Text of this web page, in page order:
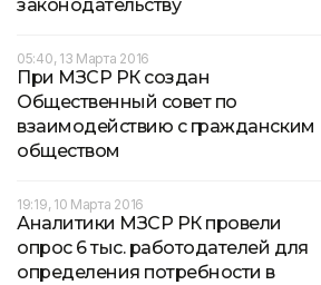
законодательству
05:40, 13 Марта 2016
При МЗСР РК создан
Общественный совет по
взаимодействию с гражданским
обществом
19:19, 10 Марта 2016
Аналитики МЗСР РК провели
опрос 6 тыс. работодателей для
определения потребности в